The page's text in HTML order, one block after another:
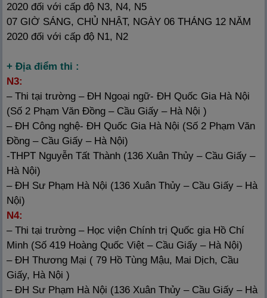
2020 đối với cấp độ N3, N4, N5
07 GIỜ SÁNG, CHỦ NHẬT, NGÀY 06 THÁNG 12 NĂM
2020 đối với cấp độ N1, N2
+ Địa điểm thi :
N3:
– Thi tại trường – ĐH Ngoại ngữ- ĐH Quốc Gia Hà Nội
(Số 2 Phạm Văn Đồng – Cầu Giấy – Hà Nội )
– ĐH Công nghệ- ĐH Quốc Gia Hà Nội (Số 2 Phạm Văn
Đồng – Cầu Giấy – Hà Nội)
-THPT Nguyễn Tất Thành (136 Xuân Thủy – Cầu Giấy –
Hà Nội)
– ĐH Sư Phạm Hà Nội (136 Xuân Thủy – Cầu Giấy – Hà
Nội)
N4:
– Thi tại trường – Học viện Chính trị Quốc gia Hồ Chí
Minh (Số 419 Hoàng Quốc Việt – Cầu Giấy – Hà Nội)
– ĐH Thương Mại ( 79 Hồ Tùng Mậu, Mai Dịch, Cầu
Giấy, Hà Nội )
– ĐH Sư Phạm Hà Nội (136 Xuân Thủy – Cầu Giấy – Hà